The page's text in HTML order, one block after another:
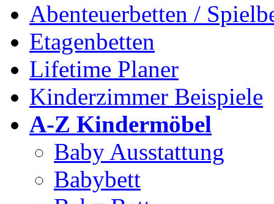
Abenteuerbetten /
Etagenbetten
Lifetime Planer
Kinderzimmer Beispiele
A-Z Kindermöbel
Baby Ausstattung
Babybett